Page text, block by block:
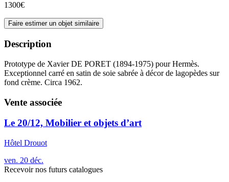
1300€
Faire estimer un objet similaire
Description
Prototype de Xavier DE PORET (1894-1975) pour Hermès.
Exceptionnel carré en satin de soie sabrée à décor de lagopèdes sur
fond crème. Circa 1962.
Vente associée
Le 20/12, Mobilier et objets d’art
Hôtel Drouot
ven. 20 déc.
Recevoir nos futurs catalogues